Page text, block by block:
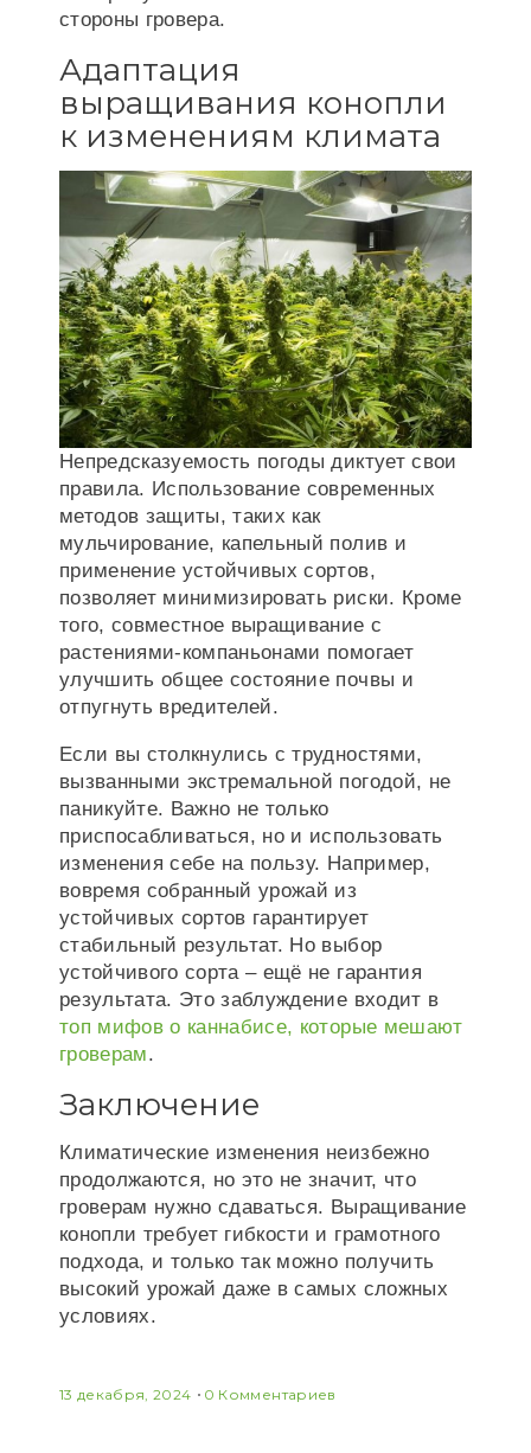
стороны гровера.
Адаптация
выращивания конопли
к изменениям климата
Непредсказуемость погоды диктует свои
правила. Использование современных
методов защиты, таких как
мульчирование, капельный полив и
применение устойчивых сортов,
позволяет минимизировать риски. Кроме
того, совместное выращивание с
растениями-компаньонами помогает
улучшить общее состояние почвы и
отпугнуть вредителей.
Если вы столкнулись с трудностями,
вызванными экстремальной погодой, не
паникуйте. Важно не только
приспосабливаться, но и использовать
изменения себе на пользу. Например,
вовремя собранный урожай из
устойчивых сортов гарантирует
стабильный результат. Но выбор
устойчивого сорта – ещё не гарантия
результата. Это заблуждение входит в
топ мифов о каннабисе, которые мешают
гроверам.
Заключение
Климатические изменения неизбежно
продолжаются, но это не значит, что
гроверам нужно сдаваться. Выращивание
конопли требует гибкости и грамотного
подхода, и только так можно получить
высокий урожай даже в самых сложных
условиях.
13 декабря, 2024 0 Комментариев